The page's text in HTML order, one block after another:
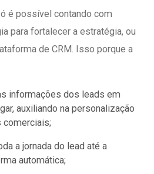
é possível contando com
para fortalecer a estratégia, ou
de CRM. Isso porque a
informações dos leads em
auxiliando na personalização
comerciais;
a jornada do lead até a
automática;